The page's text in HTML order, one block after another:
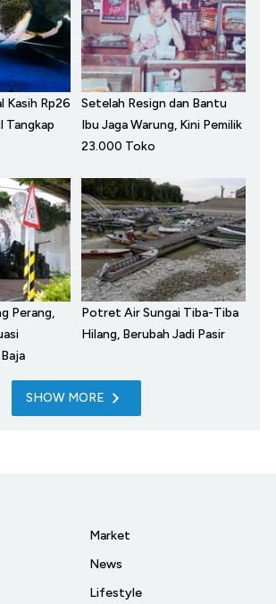
Kasih Rp26
Tangkap
Setelah Resign dan Bantu
Ibu Jaga Warung, Kini Pemilik
23.000 Toko
Perang,
Potret Air Sungai Tiba-Tiba
Hilang, Berubah Jadi Pasir
SHOW MORE
Market
News
Lifestyle